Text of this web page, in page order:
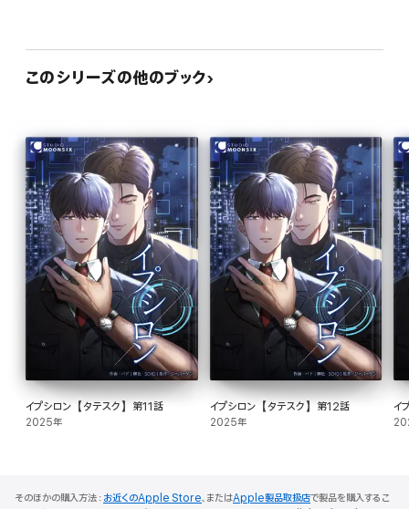
このシリーズの他のブック
イプシロン【タテスク】第11話
2025年
イプシロン【タテスク】第12話
2025年
イ
そのほかの購入方法： お近くのApple Store、またはApple製品取扱店で製品を購入するこ